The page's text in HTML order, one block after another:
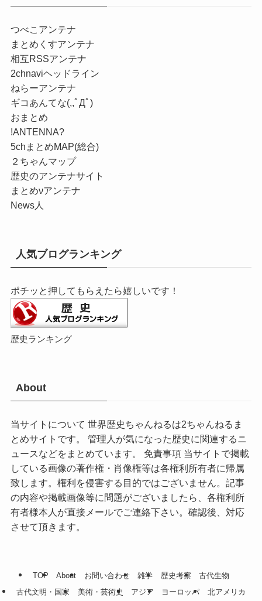
つべこアンテナ
まとめくすアンテナ
相互RSSアンテナ
2chnaviヘッドライン
ねらーアンテナ
ギコあんてな(,,ﾟДﾟ)
おまとめ
!ANTENNA?
5chまとめMAP(総合)
２ちゃんマップ
歴史のアンテナサイト
まとめνアンテナ
News人
人気ブログランキング
ポチッと押してもらえたら嬉しいです！
歴史ランキング
About
当サイトについて 世界歴史ちゃんねるは2ちゃんねるま
とめサイトです。 管理人が気になった歴史に関連するニ
ュースなどをまとめています。 免責事項 当サイトで掲載
している画像の著作権・肖像権等は各権利所有者に帰属
致します。権利を侵害する目的ではございません。記事
の内容や掲載画像等に問題がございましたら、各権利所
有者様本人が直接メールでご連絡下さい。確認後、対応
させて頂きます。
TOP About お問い合わせ 雑学 歴史考察
古代生物
古代文明・国家
美術・芸術史 アジア ヨーロッパ 北アメリカ